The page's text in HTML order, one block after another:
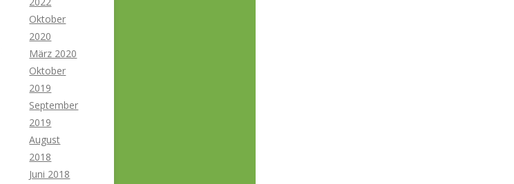
Oktober
2020
März 2020
Oktober
2019
September
2019
August
2018
Juni 2018